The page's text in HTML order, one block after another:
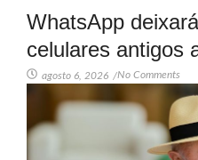
WhatsApp
celulares antigos
agosto 6, 2026 /No Comments